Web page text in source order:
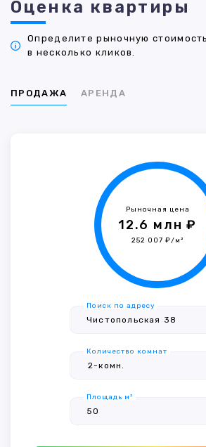
Оценка квартиры
Определите рыночную
в несколько кликов.
ПРОДАЖА АРЕНДА
Рыночная цена
12.6 млн ₽
252 007 ₽/м²
Поиск по адресу
Количество комнат
Площадь м²